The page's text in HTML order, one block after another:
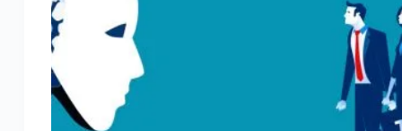
au
Digital
en
Afrique